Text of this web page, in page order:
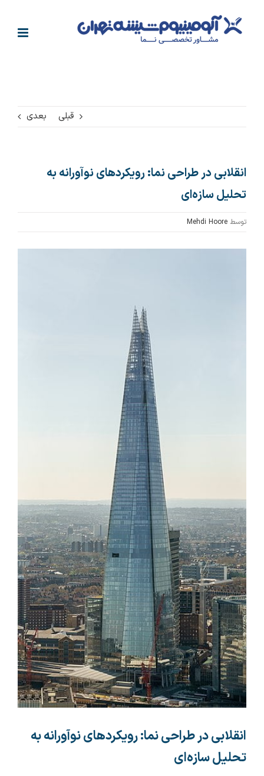
قبلی بعدی
انقلابی در طراحی نما: رویکردهای نوآورانه به
تحلیل سازه‌ای
توسط Mehdi Hoore
انقلابی در طراحی نما: رویکردهای نوآورانه به
تحلیل سازه‌ای